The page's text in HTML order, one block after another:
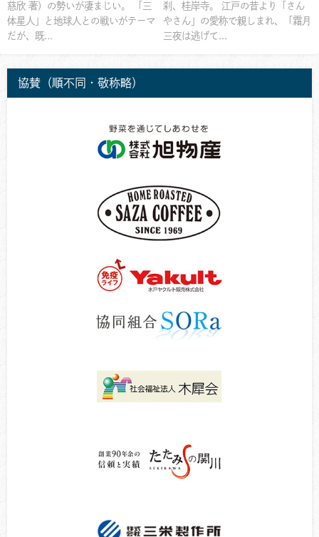
慈欣 著）の勢いが凄まじい。 「三
体星人」と地球人との戦いがテーマ
だが、既...
刹、桂岸寺。 江戸の昔より「さん
やさん」の愛称で親しまれ、「霜月
三夜は逃げて...
協賛（順不同・敬称略）